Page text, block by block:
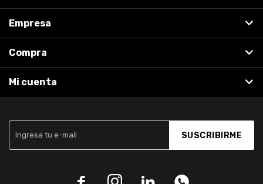
SUSCRIBIRME
Empresa
Compra
Mi cuenta